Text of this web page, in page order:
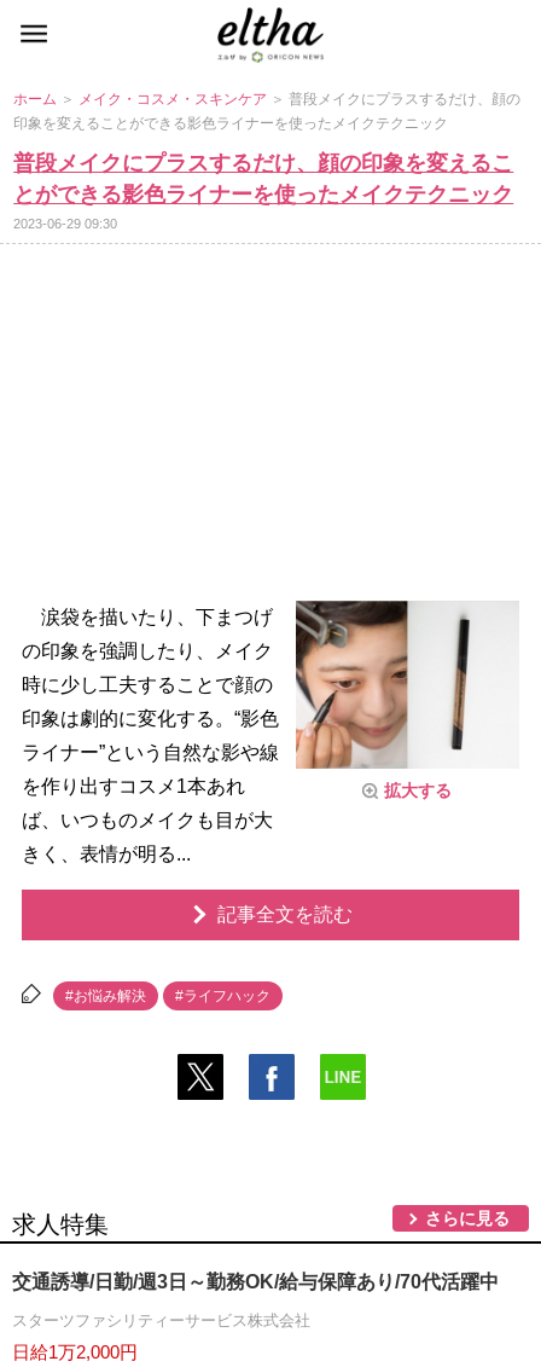
ホーム ＞ メイク・コスメ・スキンケア ＞ 普段メイクにプラスするだけ、顔の
印象を変えることができる影色ライナーを使ったメイクテクニック
普段メイクにプラスするだけ、顔の印象を変えるこ
とができる影色ライナーを使ったメイクテクニック
2023-06-29 09:30
拡大する
涙袋を描いたり、下まつげ
の印象を強調したり、メイク
時に少し工夫することで顔の
印象は劇的に変化する。“影色
ライナー”という自然な影や線
を作り出すコスメ1本あれ
ば、いつものメイクも目が大
きく、表情が明る...
記事全文を読む
#お悩み解決 #ライフハック
求人特集 さらに見る
交通誘導/日勤/週3日～勤務OK/給与保障あり/70代活躍中
スターツファシリティーサービス株式会社
日給1万2,000円